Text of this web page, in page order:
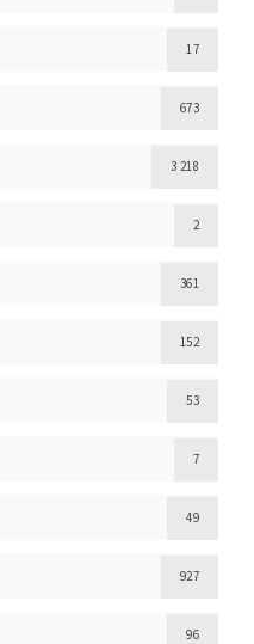
17
673
3 218
2
361
152
53
7
49
927
96